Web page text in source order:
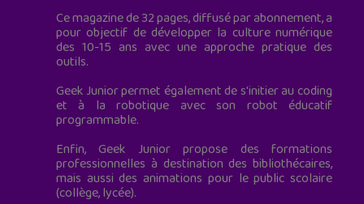
Ce magazine de 32 pages, diffusé par abonnement, a
pour objectif de développer la culture numérique
des 10-15 ans avec une approche pratique des
outils.
Geek Junior permet également de s'initier au coding
et à la robotique avec son robot éducatif
programmable.
Enfin, Geek Junior propose des formations
professionnelles à destination des bibliothécaires,
mais aussi des animations pour le public scolaire
(collège, lycée).